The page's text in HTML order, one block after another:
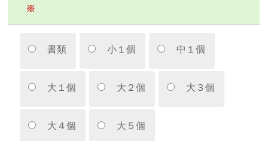
※
書類 小１個 中１個
大１個 大２個 大３個
大４個 大５個